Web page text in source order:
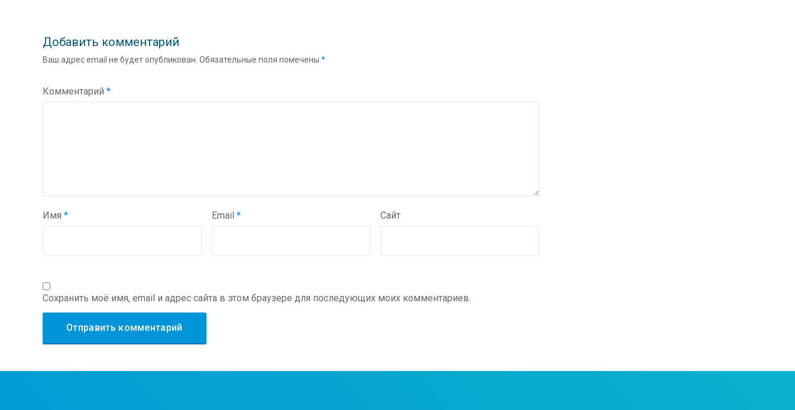
Добавить комментарий
Ваш адрес email не будет опубликован. Обязательные поля помечены *
Комментарий *
Имя * Email * Сайт
Сохранить моё имя, email и адрес сайта в этом браузере для последующих моих комментариев.